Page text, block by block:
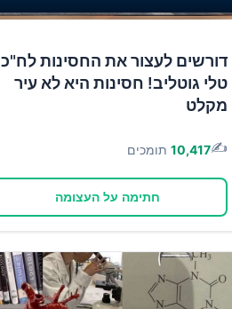
דורשים לעצור את החסינות לח"כ
טלי גוטליב! חסינות היא לא עיר
מקלט
✍️
10,417 תומכים
חתימה על העצומה